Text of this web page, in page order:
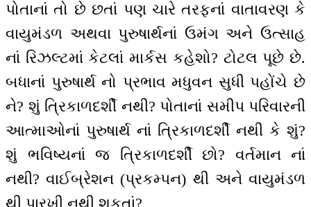
પોતાનાં તો છે છતાં પણ ચારે તરફનાં વાતાવરણ કે
વાયુમંડળ અથવા પુરુષાર્થનાં ઉમંગ અને ઉત્સાહ
નાં રિઝલ્ટમાં કેટલાં માર્કસ કહેશો? ટોટલ પૂછે છે.
બધાનાં પુરુષાર્થ નો પ્રભાવ મધુવન સુધી પહોંચે છે
ને? શું ત્રિકાળદર્શી નથી? પોતાનાં સમીપ પરિવારની
આત્માઓનાં પુરુષાર્થ નાં ત્રિકાળદર્શી નથી કે શું?
શું ભવિષ્યનાં જ ત્રિકાળદર્શી છો? વર્તમાન નાં
નથી? વાઈબ્રેશન (પ્રકમ્પન) થી અને વાયુમંડળ
થી પારખી નથી શકતાં?